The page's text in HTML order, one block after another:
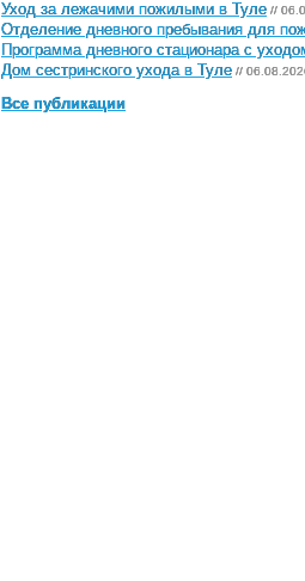
Уход за лежачими пожилыми в Туле //
Отделение дневного пребывания для
Программа дневного стационара с
Дом сестринского ухода в Туле //
Все публикации